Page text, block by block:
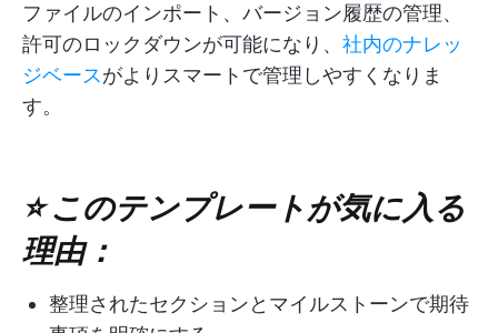
ファイルのインポート、バージョン履歴の管理、
許可のロックダウンが可能になり、 社内のナレッ
ジベースがよりスマートで管理しやすくなりま
す。
⭐ このテンプレートが気に入る
理由：
整理されたセクションとマイルストーンで期待